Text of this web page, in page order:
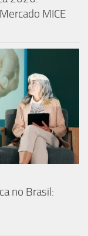
MICE
no Brasil: